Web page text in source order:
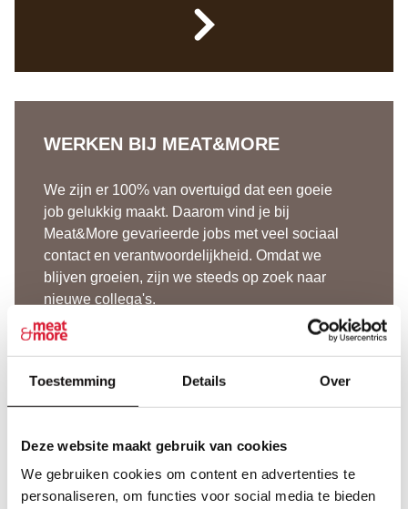
Toestemming Details Over
Deze website maakt gebruik van cookies
We gebruiken cookies om content en advertenties te
personaliseren, om functies voor social media te bieden
WERKEN BIJ MEAT&MORE
We zijn er 100% van overtuigd dat een goeie
job gelukkig maakt. Daarom vind je bij
Meat&More gevarieerde jobs met veel sociaal
contact en verantwoordelijkheid. Omdat we
blijven groeien, zijn we steeds op zoek naar
nieuwe collega's.
Studentenjobs
WERKEN BIJ MEAT&MORE